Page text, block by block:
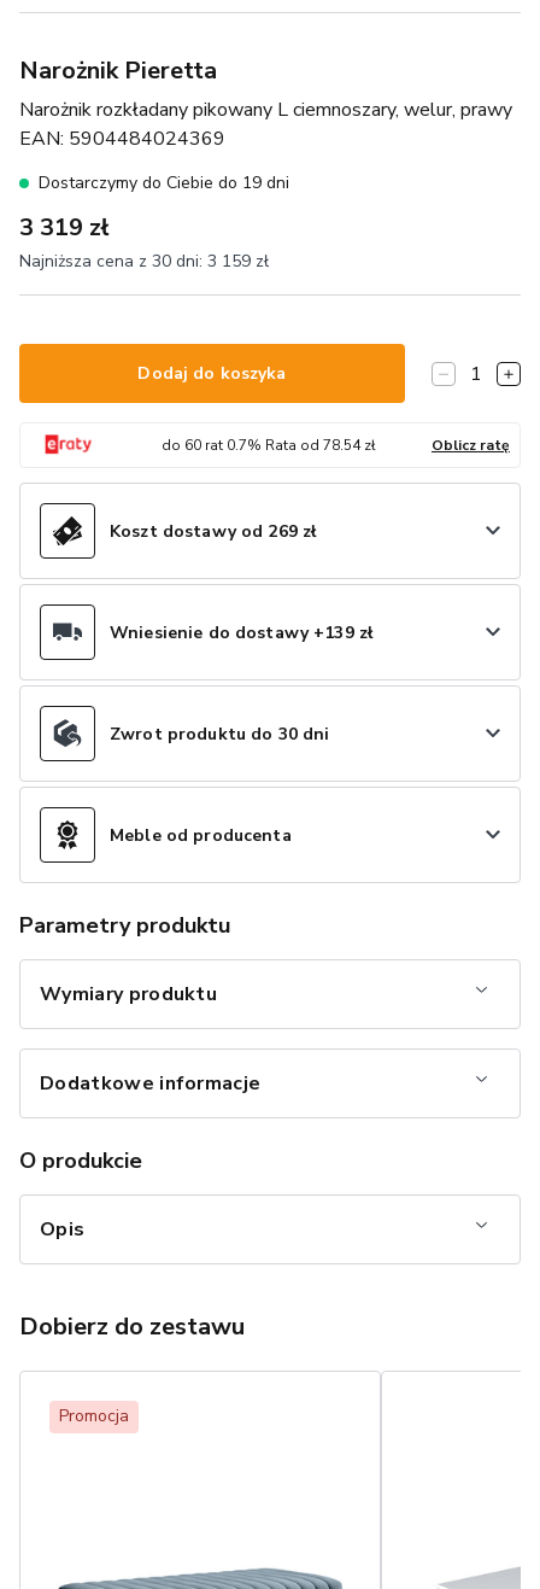
Narożnik Pieretta
Narożnik rozkładany pikowany L ciemnoszary, welur, prawy
EAN: 5904484024369
Dostarczymy do Ciebie do 19 dni
3 319 zł
Najniższa cena z 30 dni: 3 159 zł
Dodaj do koszyka 1
do 60 rat 0.7% Rata od 78.54zł Oblicz ratę
Koszt dostawy od 269 zł
Wniesienie do dostawy +139 zł
Zwrot produktu do 30 dni
Meble od producenta
Parametry produktu
Wymiary produktu
Dodatkowe informacje
O produkcie
Opis
Dobierz do zestawu
Promocja